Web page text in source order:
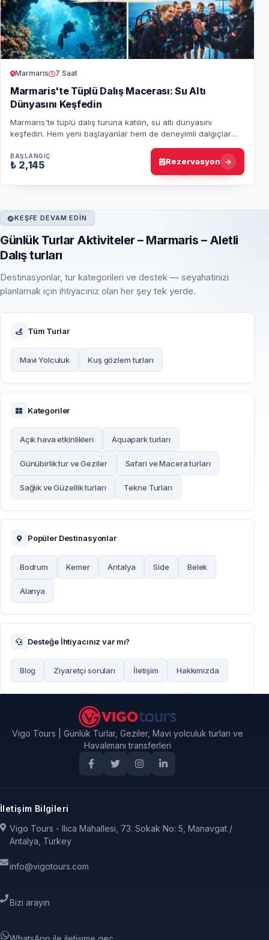
Marmaris 7 Saat
Marmaris'te Tüplü Dalış Macerası: Su Altı
Dünyasını Keşfedin
Marmaris'te tüplü dalış turuna katılın, su altı dünyasını
keşfedin. Hem yeni başlayanlar hem de deneyimli dalgıçlar
BAŞLANGIÇ
₺ 2,145 Rezervasyon
KEŞFE DEVAM EDIN
Günlük Turlar Aktiviteler – Marmaris – Aletli
Dalış turları
Destinasyonlar, tur kategorileri ve destek — seyahatinizi
planlamak için ihtiyacınız olan her şey tek yerde.
Tüm Turlar
Mavi Yolculuk Kuş gözlem turları
Kategoriler
Açık hava etkinlikleri Aquapark turları
Günübirlik tur ve Geziler Safari ve Macera turları
Sağlık ve Güzellik turları Tekne Turları
Popüler Destinasyonlar
Bodrum Kemer Antalya Side Belek
Alanya
Desteğe İhtiyacınız var mı?
Blog Ziyaretçi soruları İletişim Hakkımızda
Vigo Tours | Günlük Turlar, Geziler, Mavi yolculuk turları ve
Havalimanı transferleri
İletişim Bilgileri
Vigo Tours - Ilıca Mahallesi, 73. Sokak No: 5, Manavgat /
Antalya, Turkey
info@vigotours.com
Bizi arayın